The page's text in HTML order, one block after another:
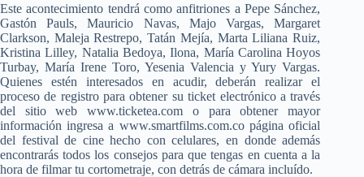
Este acontecimiento tendrá como anfitriones a Pepe Sánchez,
Gastón Pauls, Mauricio Navas, Majo Vargas, Margaret
Clarkson, Maleja Restrepo, Tatán Mejía, Marta Liliana Ruiz,
Kristina Lilley, Natalia Bedoya, Ilona, María Carolina Hoyos
Turbay, María Irene Toro, Yesenia Valencia y Yury Vargas.
Quienes estén interesados en acudir, deberán realizar el
proceso de registro para obtener su ticket electrónico a través
del sitio web www.ticketea.com o para obtener mayor
información ingresa a www.smartfilms.com.co página oficial
del festival de cine hecho con celulares, en donde además
encontrarás todos los consejos para que tengas en cuenta a la
hora de filmar tu cortometraje, con detrás de cámara incluído.